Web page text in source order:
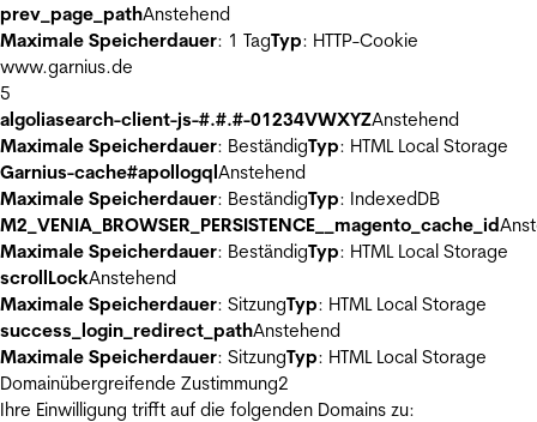
prev_page_pathAnstehend
Maximale Speicherdauer: 1 TagTyp: HTTP-Cookie
www.garnius.de
5
algoliasearch-client-js-#.#.#-01234VWXYZAnstehend
Maximale Speicherdauer: BeständigTyp: HTML Local Storage
Garnius-cache#apollogqlAnstehend
Maximale Speicherdauer: BeständigTyp: IndexedDB
M2_VENIA_BROWSER_PERSISTENCE__magento_cache_id
Maximale Speicherdauer: BeständigTyp: HTML Local Storage
scrollLockAnstehend
Maximale Speicherdauer: SitzungTyp: HTML Local Storage
success_login_redirect_pathAnstehend
Maximale Speicherdauer: SitzungTyp: HTML Local Storage
Domainübergreifende Zustimmung2
Ihre Einwilligung trifft auf die folgenden Domains zu: